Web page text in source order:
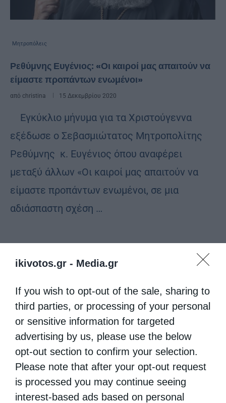
ikivotos.gr - Media.gr
If you wish to opt-out of the sale, sharing to
third parties, or processing of your personal
or sensitive information for targeted
advertising by us, please use the below
opt-out section to confirm your selection.
Please note that after your opt-out request
is processed you may continue seeing
interest-based ads based on personal
Μητροπόλεις
Ρεθύμνης Ευγένιος: «Οι καιροί μας απαιτούν να
είμαστε προπάντων ενωμένοι»
από christina 15 Δεκεμβρίου 2020
Εγκύκλιο μήνυμα για τα Χριστούγεννα
εξέδωσε ο Σεβασμιώτατος Μητροπολίτης
Ρεθύμνης κ. Ευγένιος όπου αναφέρει
μεταξύ άλλων «Οι καιροί μας απαιτούν να
είμαστε προπάντων ενωμένοι, σε μια
αδιάσπαστη σχέση …